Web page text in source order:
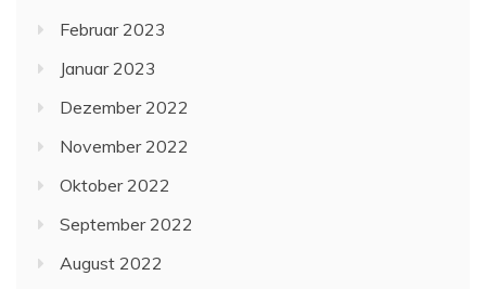
Februar 2023
Januar 2023
Dezember 2022
November 2022
Oktober 2022
September 2022
August 2022